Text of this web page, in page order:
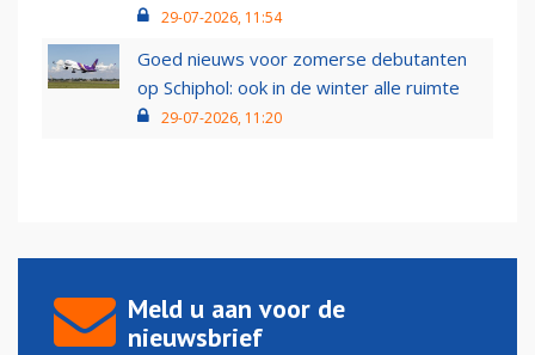
29-07-2026, 11:54
Goed nieuws voor zomerse debutanten
op Schiphol: ook in de winter alle ruimte
29-07-2026, 11:20
Meld u aan voor de
nieuwsbrief